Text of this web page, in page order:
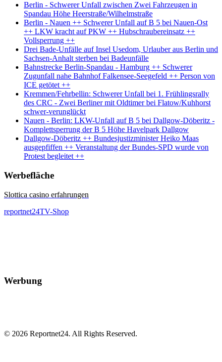
Berlin - Schwerer Unfall zwischen Zwei Fahrzeugen in
Spandau Höhe Heerstraße/Wilhelmstraße
Berlin - Nauen ++ Schwerer Unfall auf B 5 bei Nauen-Ost
++ LKW kracht auf PKW ++ Hubschraubereinsatz ++
Vollsperrung ++
Drei Bade-Unfälle auf Insel Usedom, Urlauber aus Berlin und
Sachsen-Anhalt sterben bei Badeunfälle
Bahnstrecke Berlin-Spandau - Hamburg ++ Schwerer
Zugunfall nahe Bahnhof Falkensee-Seegefeld ++ Person von
ICE getötet ++
Kremmen/Fehrbellin: Schwerer Unfall bei 1. Frühlingsrally
des CRC - Zwei Berliner mit Oldtimer bei Flatow/Kuhhorst
schwer-verunglückt
Nauen - Berlin: LKW-Unfall auf B 5 bei Dallgow-Döberitz -
Komplettsperrung der B 5 Höhe Havelpark Dallgow
Dallgow-Döberitz ++ Bundesjustizminister Heiko Maas
ausgepfiffen ++ Veranstaltung der Bundes-SPD wurde von
Protest begleitet ++
Werbefläche
Slottica casino erfahrungen
reportnet24TV-Shop
Werbung
© 2026 Reportnet24. All Rights Reserved.